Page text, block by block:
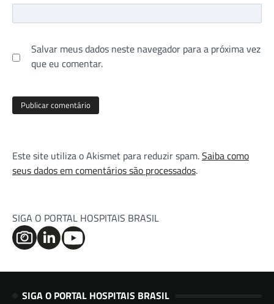
Salvar meus dados neste navegador para a próxima vez
que eu comentar.
Este site utiliza o Akismet para reduzir spam.Saiba como
seus dados em comentários são processados.
SIGA O PORTAL HOSPITAIS BRASIL
SIGA O PORTAL HOSPITAIS BRASIL